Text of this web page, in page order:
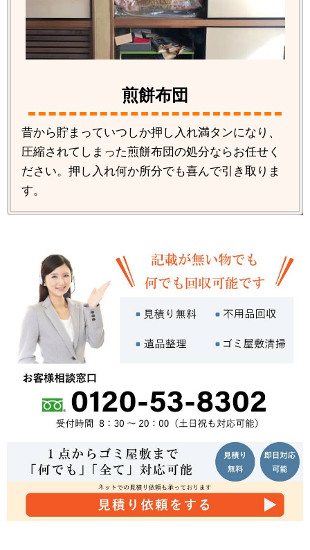
煎餅布団
昔から貯まっていつしか押し入れ満タンになり、
圧縮されてしまった煎餅布団の処分ならお任せく
ださい。押し入れ何か所分でも喜んで引き取りま
す。